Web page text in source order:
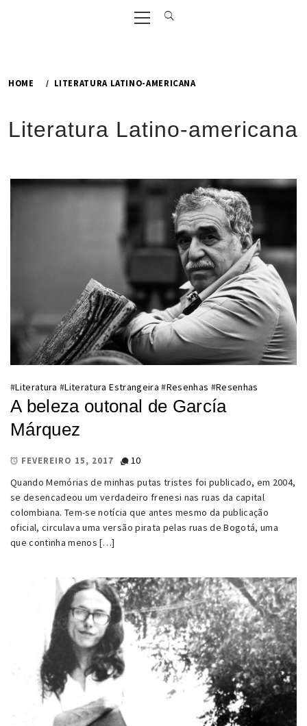
Primary
Menu
HOME LITERATURA LATINO-AMERICANA
Literatura Latino-americana
#Literatura #Literatura Estrangeira #Resenhas #Resenhas
A beleza outonal de García
Márquez
FEVEREIRO 15, 2017
10
Quando Memórias de minhas putas tristes foi publicado, em 2004,
se desencadeou um verdadeiro frenesi nas ruas da capital
colombiana. Tem-se notícia que antes mesmo da publicação
oficial, circulava uma versão pirata pelas ruas de Bogotá, uma
que continha menos […]